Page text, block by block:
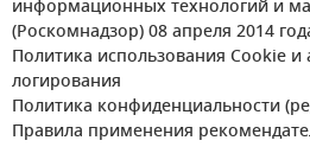
информационных технологий и
(Роскомнадзор) 08 апреля 2014
Политика использования Cookie и
логирования
Политика конфиденциальности
Правила применения